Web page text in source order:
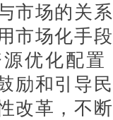
市场的关
市场化手
优化配
励和引导
改革，不